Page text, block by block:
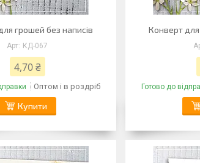
грошей без написів
КД-067
4,70 ₴
Оптом і в роздріб
Купити
Конверт
Готово до